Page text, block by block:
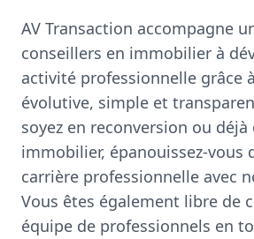
AV Transaction accompagne
conseillers en immobilier à
activité professionnelle grâce
évolutive, simple et
soyez en reconversion ou
immobilier, épanouissez-vous
carrière professionnelle avec
Vous êtes également libre de
équipe de professionnels en